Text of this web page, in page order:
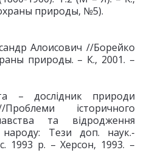
природы, №5).
Алоисович //Борейко
природы. – К., 2001. –
– дослідник природи
історичного
та відродження
народу: Тези доп. наук.-
1993 р. – Херсон, 1993. –